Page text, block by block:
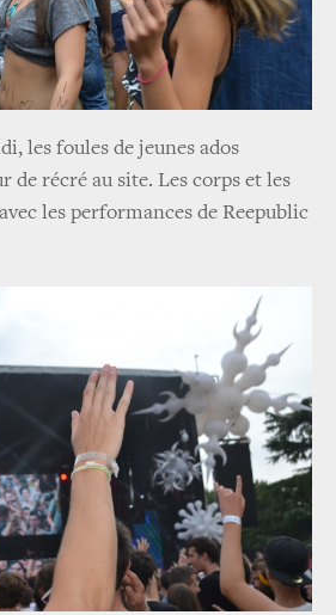
les foules de jeunes ados
de récré au site. Les corps et les
les performances de Reepublic